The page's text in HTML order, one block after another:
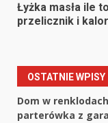
Łyżka masła ile
przelicznik i
OSTATNIE WPISY
Dom w
parterówka z